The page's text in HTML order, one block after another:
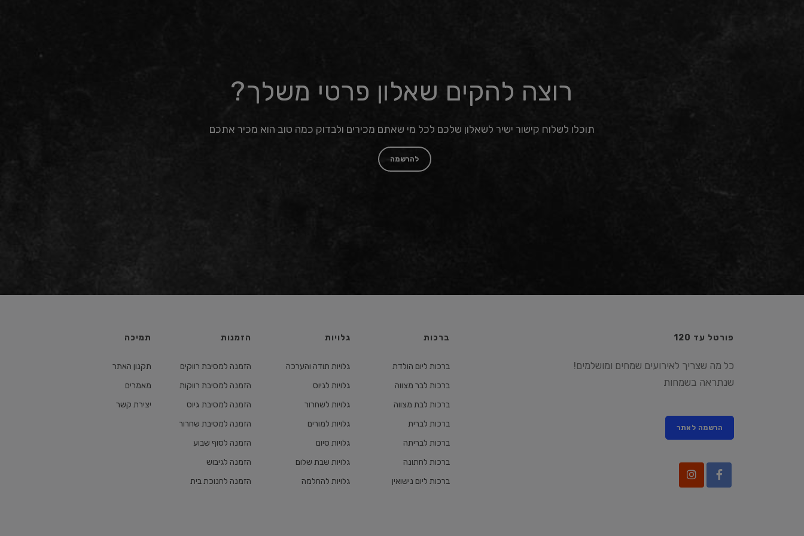
רוצה להקים שאלון פרטי משלך?
תוכלו לשלוח קישור ישיר לשאלון שלכם לכל מי שאתם מכירים ולבדוק כמה טוב הוא מכיר אתכם
להרשמה
פורטל עד 120
כל מה שצריך לאירועים שמחים ומושלמים!
שנתראה בשמחות
הרשמה לאתר
ברכות
ברכות ליום הולדת
ברכות לבר מצווה
ברכות לבת מצווה
ברכות לברית
ברכות לבריתה
ברכות לחתונה
ברכות ליום נישואין
גלויות
גלויות תודה והערכה
גלויות לגיוס
גלויות לשחרור
גלויות למורים
גלויות סיום
גלויות שבת שלום
גלויות להחלמה
הזמנות
הזמנה למסיבת רווקים
הזמנה למסיבת רווקות
הזמנה למסיבת גיוס
הזמנה למסיבת שחרור
הזמנה לסוף שבוע
הזמנה לגיבוש
הזמנה לחנוכת בית
תמיכה
תקנון האתר
מאמרים
יצירת קשר